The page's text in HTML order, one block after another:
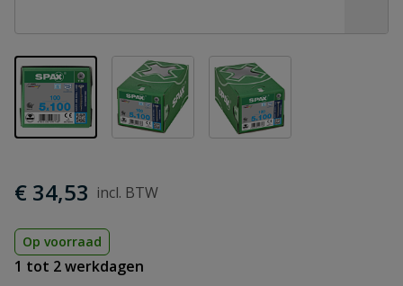
View larger imageView larger imageView larger image
€ 34,53
Op voorraad
1 tot 2 werkdagen